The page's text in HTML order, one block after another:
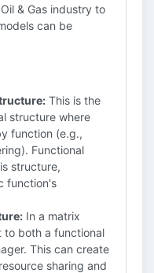
& Gas industry to
can be
This is the
structure where
function (e.g.,
Functional
structure,
function's
In a matrix
to both a functional
This can create
sharing and